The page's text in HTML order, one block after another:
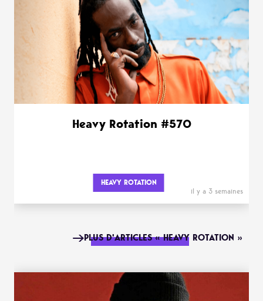
Heavy Rotation #570
HEAVY ROTATION
il y a 3 semaines
PLUS D'ARTICLES « HEAVY ROTATION »